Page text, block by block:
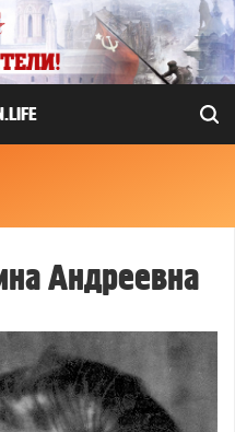
Андреевна